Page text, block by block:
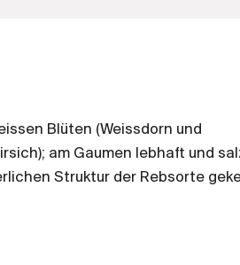
Blüten (Weissdorn und
am Gaumen lebhaft und
Struktur der Rebsorte